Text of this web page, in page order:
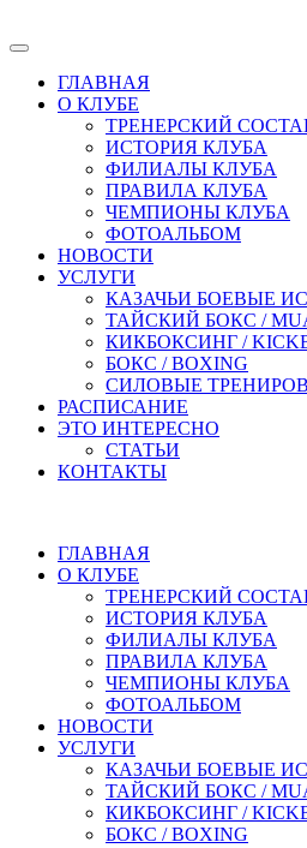
ГЛАВНАЯ
О КЛУБЕ
ТРЕНЕРСКИЙ
ИСТОРИЯ КЛУБА
ФИЛИАЛЫ КЛУБА
ПРАВИЛА КЛУБА
ЧЕМПИОНЫ КЛУБА
ФОТОАЛЬБОМ
НОВОСТИ
УСЛУГИ
КАЗАЧЬИ БОЕВЫЕ
ТАЙСКИЙ БОКС /
КИКБОКСИНГ /
БОКС / BOXING
СИЛОВЫЕ
РАСПИСАНИЕ
ЭТО ИНТЕРЕСНО
СТАТЬИ
КОНТАКТЫ
ГЛАВНАЯ
О КЛУБЕ
ТРЕНЕРСКИЙ
ИСТОРИЯ КЛУБА
ФИЛИАЛЫ КЛУБА
ПРАВИЛА КЛУБА
ЧЕМПИОНЫ КЛУБА
ФОТОАЛЬБОМ
НОВОСТИ
УСЛУГИ
КАЗАЧЬИ БОЕВЫЕ
ТАЙСКИЙ БОКС /
КИКБОКСИНГ /
БОКС / BOXING